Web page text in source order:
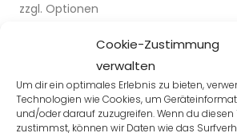
Cookie-Zustimmung
verwalten
Um dir ein optimales Erlebnis zu bieten,
Technologien wie Cookies, um
und/oder darauf zuzugreifen. Wenn du
zustimmst, können wir Daten wie das
zzgl. Optionen
- + IN DEN